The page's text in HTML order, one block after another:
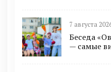
7 августа
Беседа
— самые